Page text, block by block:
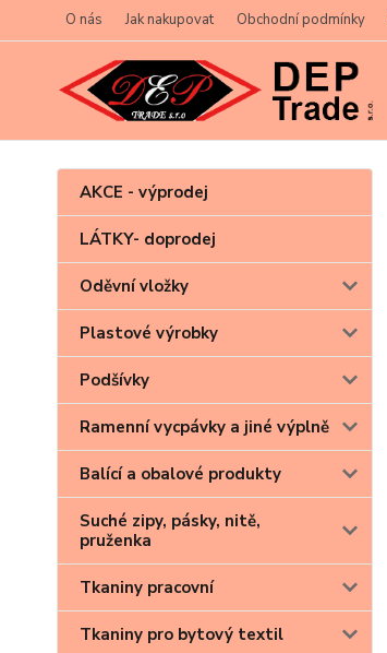
O nás Jak nakupovat Obchodní podmínky
AKCE - výprodej
LÁTKY- doprodej
Oděvní vložky
Plastové výrobky
Podšívky
Ramenní vycpávky a jiné výplně
Balící a obalové produkty
Suché zipy, pásky, nitě,
pruženka
Tkaniny pracovní
Tkaniny pro bytový textil